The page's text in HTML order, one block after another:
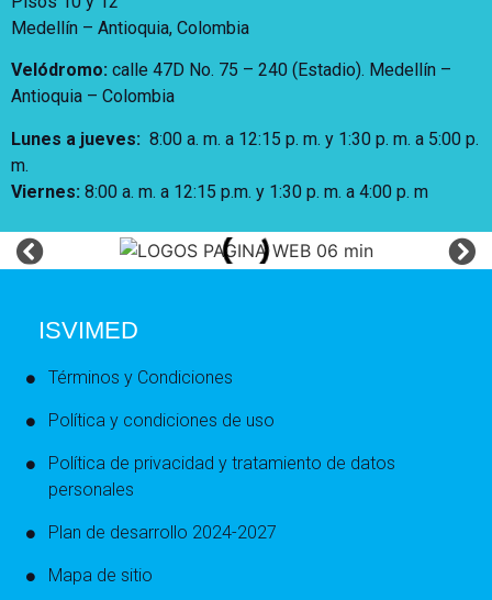
Medellín – Antioquia, Colombia
Velódromo: calle 47D No. 75 – 240 (Estadio). Medellín –
Antioquia – Colombia
Lunes a jueves: 8:00 a. m. a 12:15 p. m. y 1:30 p. m. a 5:00 p.
m.
Viernes: 8:00 a. m. a 12:15 p.m. y 1:30 p. m. a 4:00 p. m
ISVIMED
Términos y Condiciones
Política y condiciones de uso
Política de privacidad y tratamiento de datos
personales
Plan de desarrollo 2024-2027
Mapa de sitio